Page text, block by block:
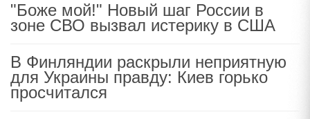
"Боже мой!" Новый шаг России в
зоне СВО вызвал истерику в США
В Финляндии раскрыли неприятную
для Украины правду: Киев горько
просчитался